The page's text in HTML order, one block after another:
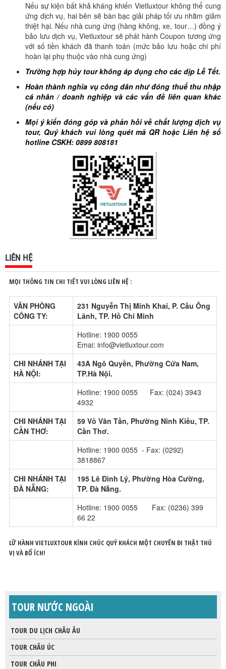
Nếu sự kiện bất khả kháng khiến Vietluxtour không thể cung
ứng dịch vụ, hai bên sẽ bàn bạc giải pháp tối ưu nhằm giảm
thiệt hại. Nếu nhà cung ứng (hàng không, xe, tour…) đồng ý
bảo lưu dịch vụ, Vietluxtour sẽ phát hành Coupon tương ứng
với số tiền khách đã thanh toán (mức bảo lưu hoặc chi phí
hoàn lại phụ thuộc vào nhà cung ứng)
Trường hợp hủy tour không áp dụng cho các dịp Lễ Tết.
Hoàn thành nghĩa vụ công dân như đóng thuế thu nhập
cá nhân / doanh nghiệp và các vấn đề liên quan khác
(nếu có)
Mọi ý kiến đóng góp và phản hồi về chất lượng dịch vụ
tour, Quý khách vui lòng quét mã QR hoặc Liên hệ số
hotline CSKH: 0899 808181
LIÊN HỆ
MỌI THÔNG TIN CHI TIẾT VUI LÒNG LIÊN HỆ :
VĂN PHÒNG
CÔNG TY:
231 Nguyễn Thị Minh Khai, P. Cầu Ông
Lãnh, TP. Hồ Chí Minh
Hotline: 1900 0055
Emai: info@vietluxtour.com
CHI NHÁNH TẠI
HÀ NỘI:
43A Ngô Quyền, Phường Cửa Nam,
TP.Hà Nội.
Hotline: 1900 0055 Fax: (024) 3943
4932
CHI NHÁNH TẠI
CẦN THƠ:
59 Võ Văn Tần, Phường Ninh Kiều, TP.
Cần Thơ.
Hotline: 1900 0055 - Fax: (0292)
3818867
CHI NHÁNH TẠI
ĐÀ NẴNG:
195 Lê Đình Lý, Phường Hòa Cường,
TP. Đà Nẵng.
Hotline: 1900 0055 Fax: (0236) 399
66 22
LỮ HÀNH VIETLUXTOUR KÍNH CHÚC QUÝ KHÁCH MỘT CHUYẾN ĐI THẬT THÚ
VỊ VÀ BỔ ÍCH!
TOUR NƯỚC NGOÀI
TOUR DU LỊCH CHÂU ÂU
TOUR CHÂU ÚC
TOUR CHÂU PHI